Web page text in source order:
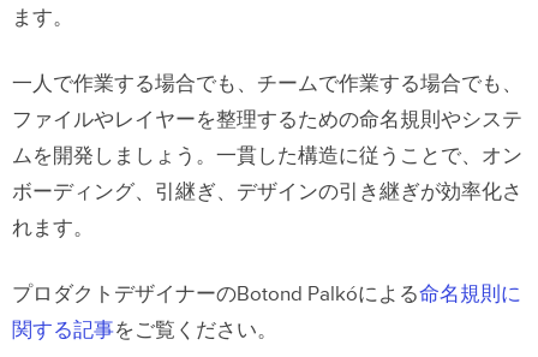
ます。
一人で作業する場合でも、チームで作業する場合でも、
ファイルやレイヤーを整理するための命名規則やシステ
ムを開発しましょう。一貫した構造に従うことで、オン
ボーディング、引継ぎ、デザインの引き継ぎが効率化さ
れます。
プロダクトデザイナーのBotond Palkóによる命名規則に
関する記事をご覧ください。